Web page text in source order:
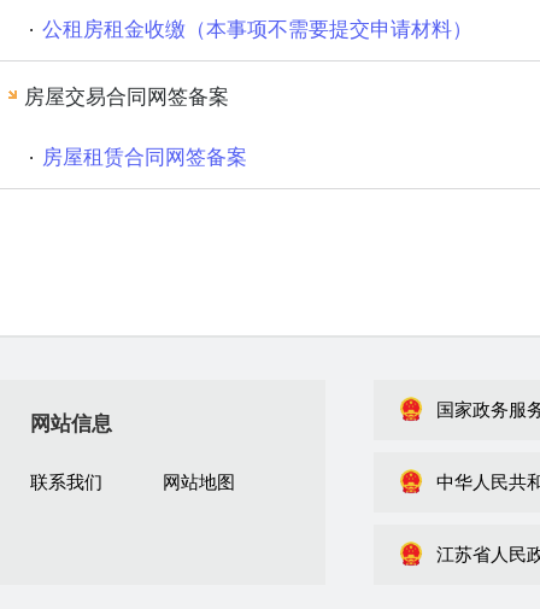
公租房租金收缴（本事项不需要提交申请材料）
房屋交易合同网签备案
房屋租赁合同网签备案
网站信息
联系我们 网站地图
国家政务服
中华人民共
江苏省人民